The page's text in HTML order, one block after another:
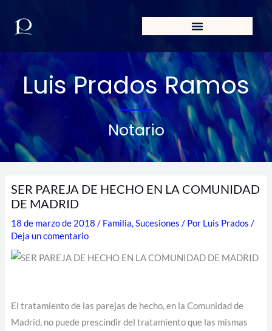
Luis Prados Ramos
Notario
SER PAREJA DE HECHO EN LA COMUNIDAD
DE MADRID
18 de marzo de 2018 / Familia,Sucesiones / Por Luis Prados /
Deja un comentario
El tratamiento de las parejas de hecho, en la Comunidad de
Madrid, no puede prescindir del tratamiento que las mismas